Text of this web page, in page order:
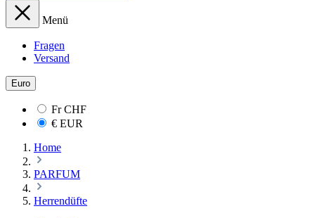
Menü
Fragen
Versand
Euro
FrCHF
€ EUR
Home
PARFUM
Herrendüfte